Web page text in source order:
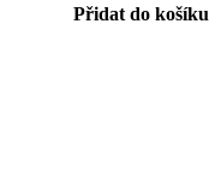
Přidat do košíku